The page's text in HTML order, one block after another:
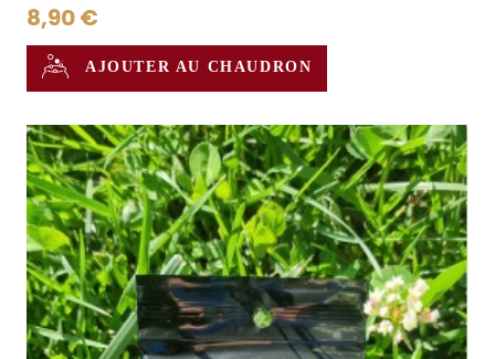
8,90 €
AJOUTER AU CHAUDRON